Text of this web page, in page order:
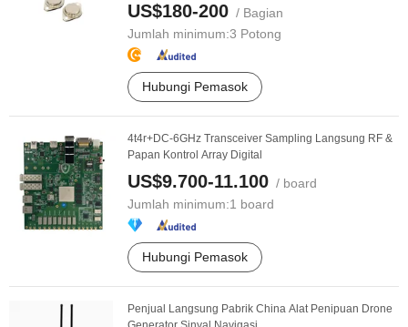
US$180-200 / Bagian
Jumlah minimum:3 Potong
Hubungi Pemasok
4t4r+DC-6GHz Transceiver Sampling Langsung RF &
Papan Kontrol Array Digital
US$9.700-11.100 / board
Jumlah minimum:1 board
Hubungi Pemasok
Penjual Langsung Pabrik China Alat Penipuan Drone